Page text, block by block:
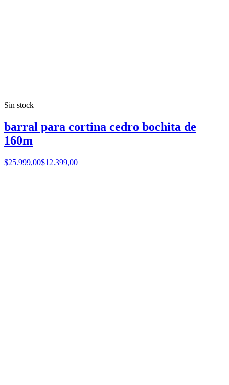
Sin stock
barral para cortina cedro bochita de
160m
$25.999,00$12.399,00